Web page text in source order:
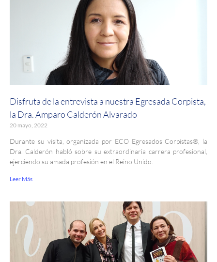
Disfruta de la entrevista a nuestra Egresada Corpista,
la Dra. Amparo Calderón Alvarado
20 mayo, 2022
Durante su visita, organizada por ECO Egresados Corpistas®, la
Dra. Calderón habló sobre su extraordinaria carrera profesional,
ejerciendo su amada profesión en el Reino Unido.
Leer Más